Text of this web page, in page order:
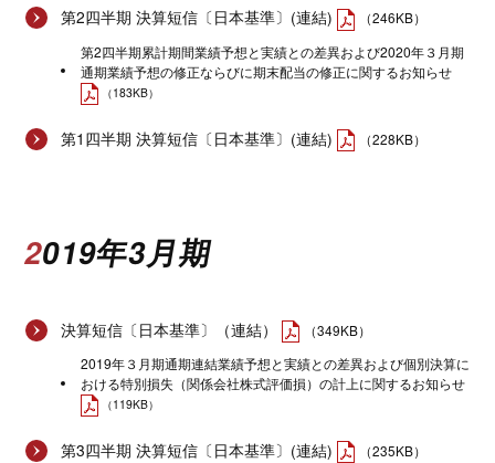
第2四半期 決算短信〔日本基準〕(連結)
（246KB）
第2四半期累計期間業績予想と実績との差異および2020年３月期
通期業績予想の修正ならびに期末配当の修正に関するお知らせ
（183KB）
第1四半期 決算短信〔日本基準〕(連結) （228KB）
2019年3月期
決算短信〔日本基準〕（連結）
（349KB）
2019年３月期通期連結業績予想と実績との差異および個別決算に
おける特別損失（関係会社株式評価損）の計上に関するお知らせ
（119KB）
第3四半期 決算短信〔日本基準〕(連結) （235KB）